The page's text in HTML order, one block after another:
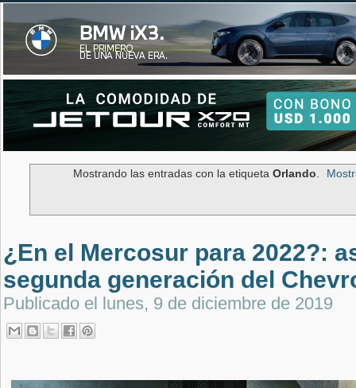
Mostrando las entradas con la etiqueta Orlando.
¿En el Mercosur para 2022?:
segunda generación del
Publicado el lunes, 9 de diciembre de 2019